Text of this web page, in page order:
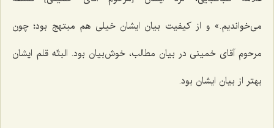
می‌خواندیم.» و از کیفیت بیان ایشان خیلی هم مبتهج بود؛ چون
مرحوم آقای خمینی در بیان مطالب، خوش‌بیان بود. البتّه قلم ایشان
بهتر از بیان ایشان بود.